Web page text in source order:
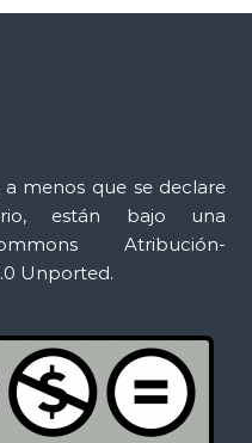
menos que se declare
están bajo una
Atribución-
Unported.